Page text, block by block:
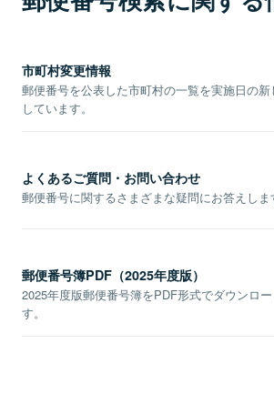
市町村変更情報
郵便番号を公表した市町村の一覧を実施日の
しています。
よくあるご質問・お問い合わせ
郵便番号に関するさまざまな疑問にお答えしま
郵便番号簿PDF（2025年度版）
2025年度版郵便番号簿をPDF形式でダウンロー
す。